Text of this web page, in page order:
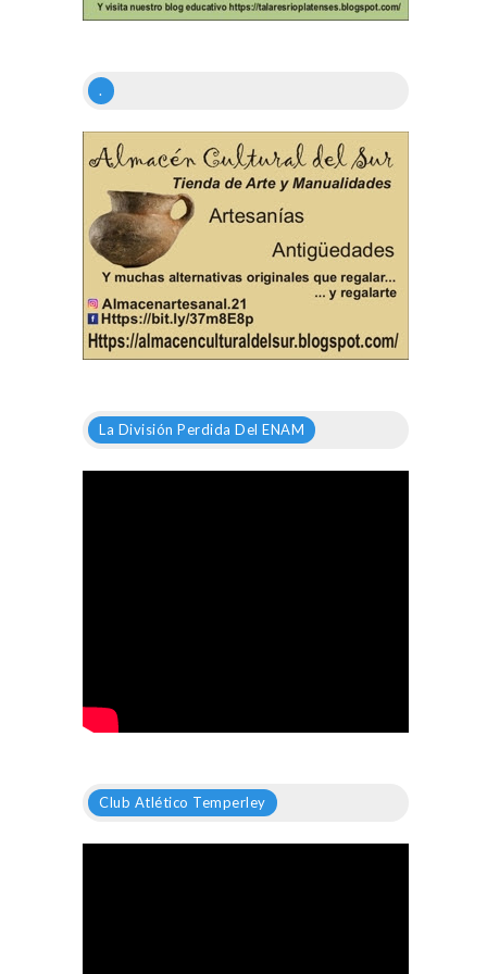
.
La División Perdida Del ENAM
Club Atlético Temperley